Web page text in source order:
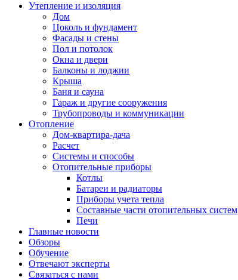
Утепление и изоляция
Дом
Цоколь и фундамент
Фасады и стены
Пол и потолок
Окна и двери
Балконы и лоджии
Крыша
Баня и сауна
Гараж и другие сооружения
Трубопроводы и коммуникации
Отопление
Дом-квартира-дача
Расчет
Системы и способы
Отопительные приборы
Котлы
Батареи и радиаторы
Приборы учета тепла
Составные части отопительных систем
Печи
Главные новости
Обзоры
Обучение
Отвечают эксперты
Связаться с нами